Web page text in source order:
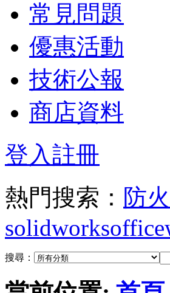
常見問題
優惠活動
技術公報
商店資料
登入註冊
熱門搜索： 防
solidworksoffice
搜尋：